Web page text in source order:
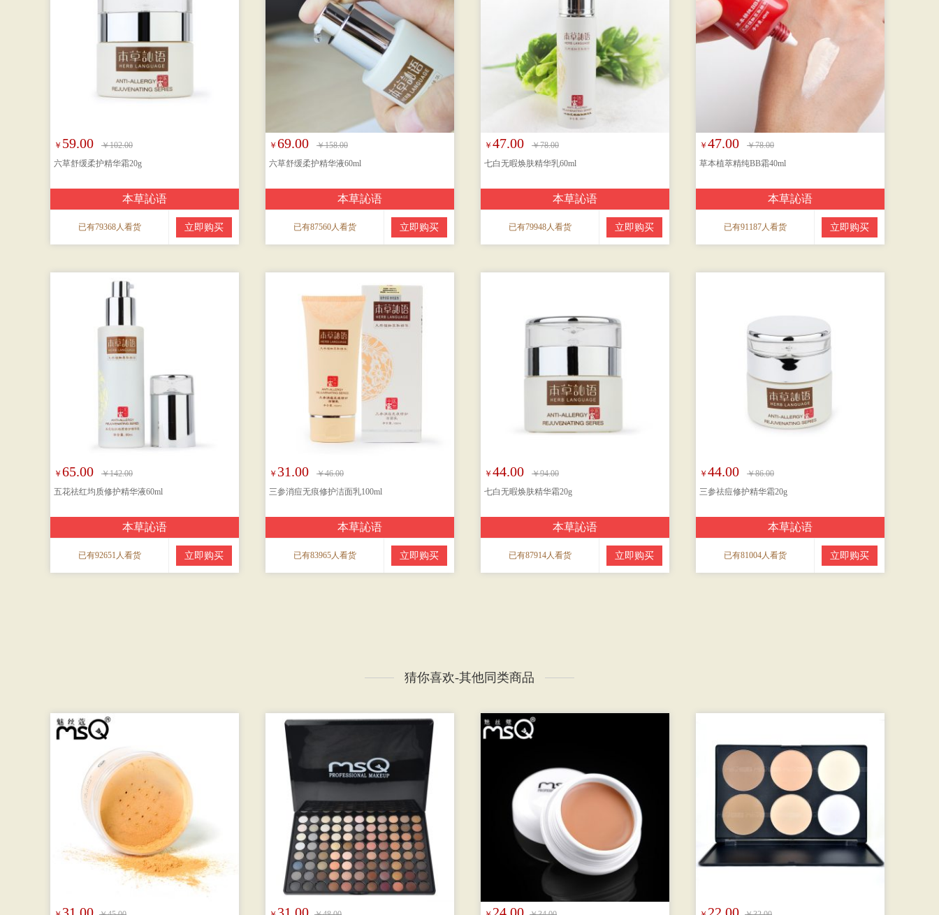
￥ 59.00
￥102.00
六草舒缓柔护精华霜20g
本草訫语
已有79368人看货 立即购买
￥ 69.00
￥158.00
六草舒缓柔护精华液60ml
本草訫语
已有87560人看货 立即购买
￥ 47.00
￥78.00
七白无暇焕肤精华乳60ml
本草訫语
已有79948人看货 立即购买
￥ 47.00
￥78.00
草本植萃精纯BB霜40ml
本草訫语
已有91187人看货 立即购买
￥ 65.00
￥142.00
五花祛红均质修护精华液60ml
本草訫语
已有92651人看货 立即购买
￥ 31.00
￥46.00
三参消痘无痕修护洁面乳100ml
本草訫语
已有83965人看货 立即购买
￥ 44.00
￥94.00
七白无暇焕肤精华霜20g
本草訫语
已有87914人看货 立即购买
￥ 44.00
￥86.00
三参祛痘修护精华霜20g
本草訫语
已有81004人看货 立即购买
猜你喜欢-其他同类商品